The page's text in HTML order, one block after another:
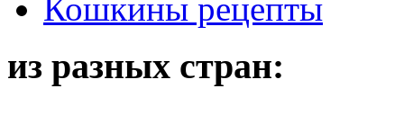
Кошкины рецепты
из разных стран: